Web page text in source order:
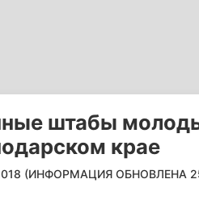
штабы
крае
(ИНФОРМАЦИЯ ОБНОВЛЕНА